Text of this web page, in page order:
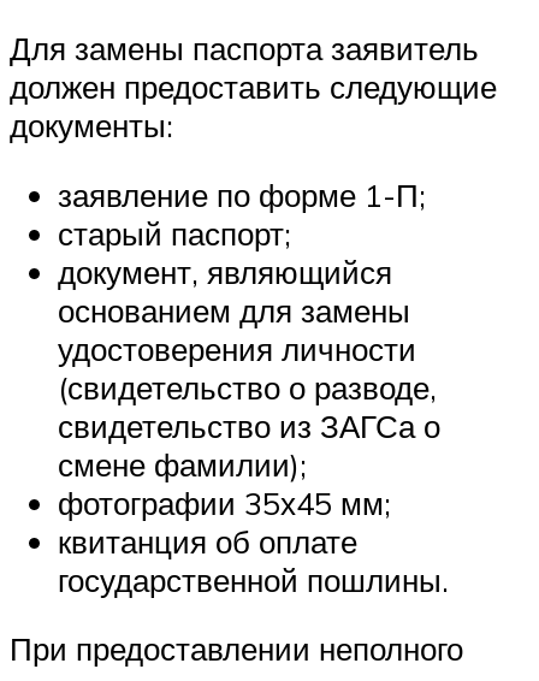
Для замены паспорта заявитель
должен предоставить следующие
документы:
заявление по форме 1-П;
старый паспорт;
документ, являющийся
основанием для замены
удостоверения личности
(свидетельство о разводе,
свидетельство из ЗАГСа о
смене фамилии);
фотографии 35х45 мм;
квитанция об оплате
государственной пошлины.
При предоставлении неполного